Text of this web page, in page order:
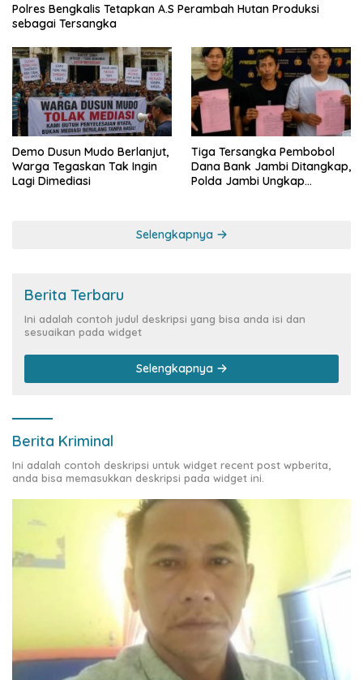
Polres Bengkalis Tetapkan A.S Perambah Hutan Produksi
sebagai Tersangka
Demo Dusun Mudo Berlanjut,
Warga Tegaskan Tak Ingin
Lagi Dimediasi
Tiga Tersangka Pembobol
Dana Bank Jambi Ditangkap,
Polda Jambi Ungkap
Selengkapnya
Berita Terbaru
Ini adalah contoh judul deskripsi yang bisa anda isi dan
sesuaikan pada widget
Selengkapnya
Berita Kriminal
Ini adalah contoh deskripsi untuk widget recent post wpberita,
anda bisa memasukkan deskripsi pada widget ini.